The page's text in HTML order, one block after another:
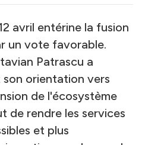
avril entérine la fusion
un vote favorable.
Patrascu a
orientation vers
de l'écosystème
de rendre les services
et plus